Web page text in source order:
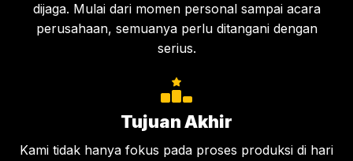
dijaga. Mulai dari momen personal sampai acara
perusahaan, semuanya perlu ditangani dengan
serius.
Tujuan Akhir
Kami tidak hanya fokus pada proses produksi di hari